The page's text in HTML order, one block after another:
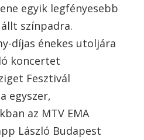
egyik legfényesebb
állt színpadra.
díjas énekes utoljára
koncertet
Fesztivál
egyszer,
az MTV EMA
László Budapest